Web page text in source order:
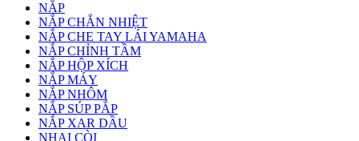
NẮP
NẮP CHẮN NHIỆT
NẮP CHE TAY LÁI YAMAHA
NẮP CHỈNH TẦM
NẮP HỘP XÍCH
NẮP MÁY
NẮP NHÔM
NẮP SÚP PẮP
NẮP XAR DẦU
NHẠI CÒI